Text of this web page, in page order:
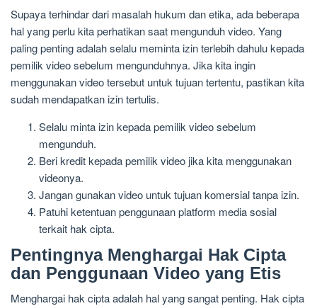
Supaya terhindar dari masalah hukum dan etika, ada beberapa
hal yang perlu kita perhatikan saat mengunduh video. Yang
paling penting adalah selalu meminta izin terlebih dahulu kepada
pemilik video sebelum mengunduhnya. Jika kita ingin
menggunakan video tersebut untuk tujuan tertentu, pastikan kita
sudah mendapatkan izin tertulis.
Selalu minta izin kepada pemilik video sebelum
mengunduh.
Beri kredit kepada pemilik video jika kita menggunakan
videonya.
Jangan gunakan video untuk tujuan komersial tanpa izin.
Patuhi ketentuan penggunaan platform media sosial
terkait hak cipta.
Pentingnya Menghargai Hak Cipta
dan Penggunaan Video yang Etis
Menghargai hak cipta adalah hal yang sangat penting. Hak cipta